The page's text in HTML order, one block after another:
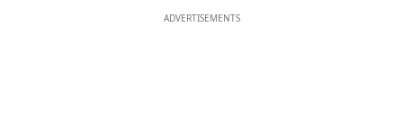
ADVERTISEMENTS